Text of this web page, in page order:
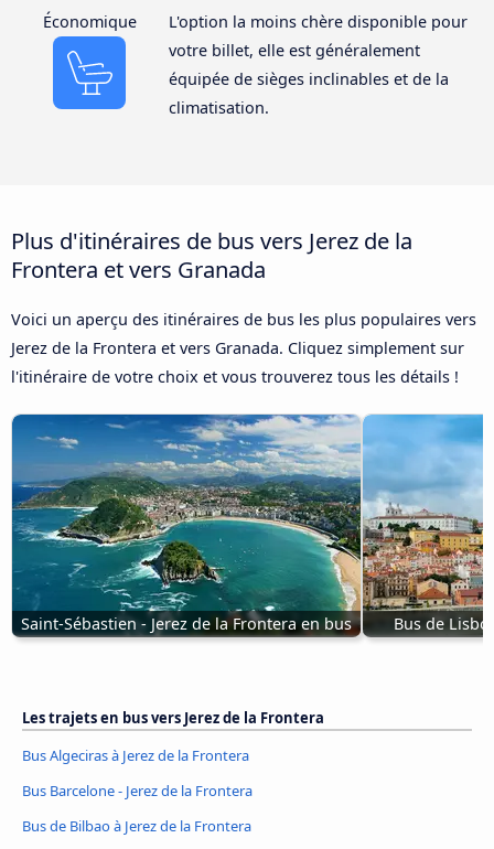
Économique
L'option la moins chère disponible pour
votre billet, elle est généralement
équipée de sièges inclinables et de la
climatisation.
Plus d'itinéraires de bus vers Jerez de la
Frontera et vers Granada
Voici un aperçu des itinéraires de bus les plus populaires vers
Jerez de la Frontera et vers Granada. Cliquez simplement sur
l'itinéraire de votre choix et vous trouverez tous les détails !
Saint-Sébastien - Jerez de la Frontera en bus Bus de
Les trajets en bus vers Jerez de la Frontera
Bus Algeciras à Jerez de la Frontera
Bus Barcelone - Jerez de la Frontera
Bus de Bilbao à Jerez de la Frontera